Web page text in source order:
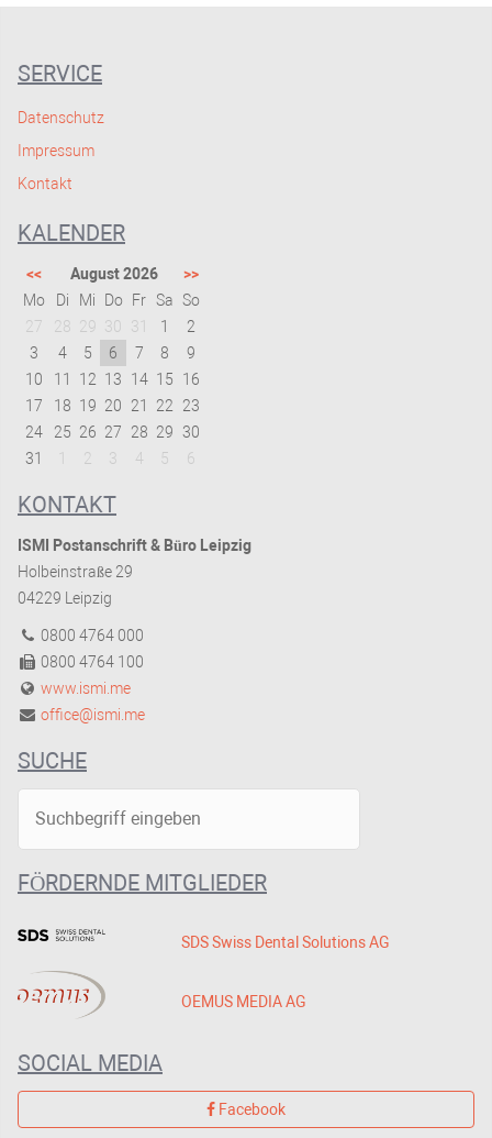
SERVICE
Datenschutz
Impressum
Kontakt
KALENDER
<< August 2026
>>
Mo
Di Mi Do Fr Sa So
27
28 29 30 31 1
2
3
4 5 6 7 8
9
10
11 12 13 14 15
16
17
18 19 20 21 22
23
24
25 26 27 28 29 30
31
2 3 4 5 6
KONTAKT
ISMI Postanschrift & Büro Leipzig
Holbeinstraße 29
04229 Leipzig
0800 4764 000
0800 4764 100
www.ismi.me
office@ismi.me
SUCHE
FÖRDERNDE MITGLIEDER
SDS Swiss Dental Solutions AG
OEMUS MEDIA AG
SOCIAL MEDIA
Facebook